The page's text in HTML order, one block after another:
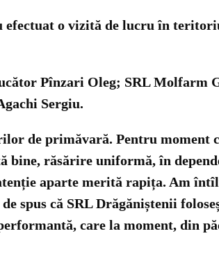
o vizită de lucru în
Pînzari Oleg; SRL Molfarm
Sergiu.
de primăvară. Pentru moment
răsărire uniformă, în
aparte merită rapița. Am
spus că SRL Drăgăniștenii
care la moment, din